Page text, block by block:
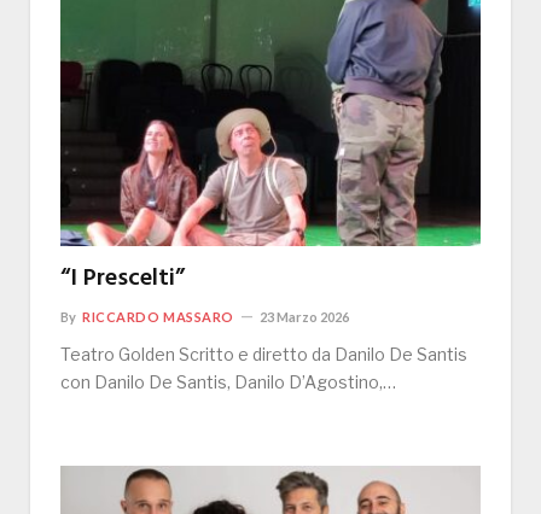
“I Prescelti”
By RICCARDO MASSARO 23 Marzo 2026
Teatro Golden Scritto e diretto da Danilo De Santis
con Danilo De Santis, Danilo D’Agostino,…